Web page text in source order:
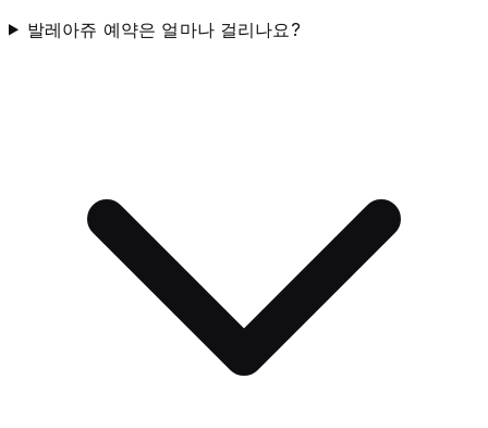
발레아쥬 예약은 얼마나 걸리나요?